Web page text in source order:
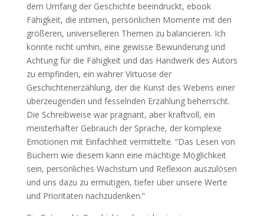
dem Umfang der Geschichte beeindruckt, ebook
Fähigkeit, die intimen, persönlichen Momente mit den
größeren, universelleren Themen zu balancieren. Ich
konnte nicht umhin, eine gewisse Bewunderung und
Achtung für die Fähigkeit und das Handwerk des Autors
zu empfinden, ein wahrer Virtuose der
Geschichtenerzählung, der die Kunst des Webens einer
überzeugenden und fesselnden Erzählung beherrscht.
Die Schreibweise war prägnant, aber kraftvoll, ein
meisterhafter Gebrauch der Sprache, der komplexe
Emotionen mit Einfachheit vermittelte. “Das Lesen von
Büchern wie diesem kann eine mächtige Möglichkeit
sein, persönliches Wachstum und Reflexion auszulösen
und uns dazu zu ermutigen, tiefer über unsere Werte
und Prioritäten nachzudenken.”